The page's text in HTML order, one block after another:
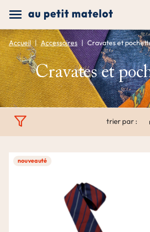
Accueil Accessoires Cravates et
Cravates et
trier par :
nouveauté